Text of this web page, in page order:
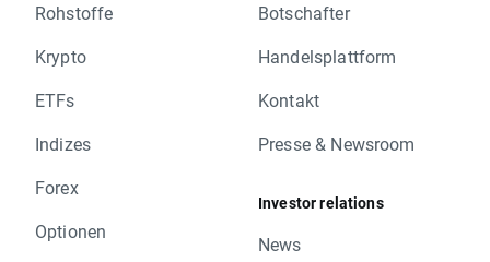
Rohstoffe
Krypto
ETFs
Indizes
Forex
Optionen
Botschafter
Handelsplattform
Kontakt
Presse & Newsroom
Investor relations
News